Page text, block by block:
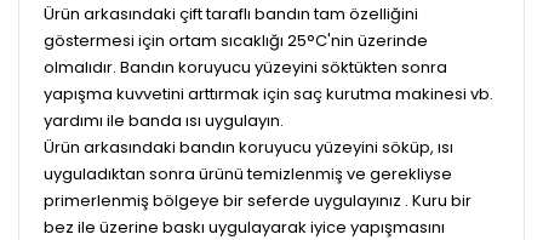
Ürün arkasındaki çift taraflı bandın tam özelliğini
göstermesi için ortam sıcaklığı 25°C'nin üzerinde
olmalıdır. Bandın koruyucu yüzeyini söktükten sonra
yapışma kuvvetini arttırmak için saç kurutma makinesi vb.
yardımı ile banda ısı uygulayın.
Ürün arkasındaki bandın koruyucu yüzeyini söküp, ısı
uyguladıktan sonra ürünü temizlenmiş ve gerekliyse
primerlenmiş bölgeye bir seferde uygulayınız . Kuru bir
bez ile üzerine baskı uygulayarak iyice yapışmasını